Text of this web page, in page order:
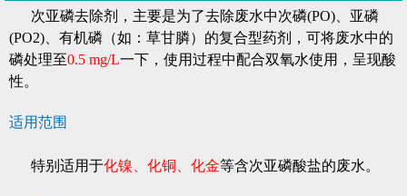
次亚磷去除剂，主要是为了去除废水中次磷(PO)、亚磷
(PO2)、有机磷（如：草甘膦）的复合型药剂，可将废水中的
磷处理至0.5 mg/L一下，使用过程中配合双氧水使用，呈现酸
性。
适用范围
特别适用于化镍、化铜、化金等含次亚磷酸盐的废水。